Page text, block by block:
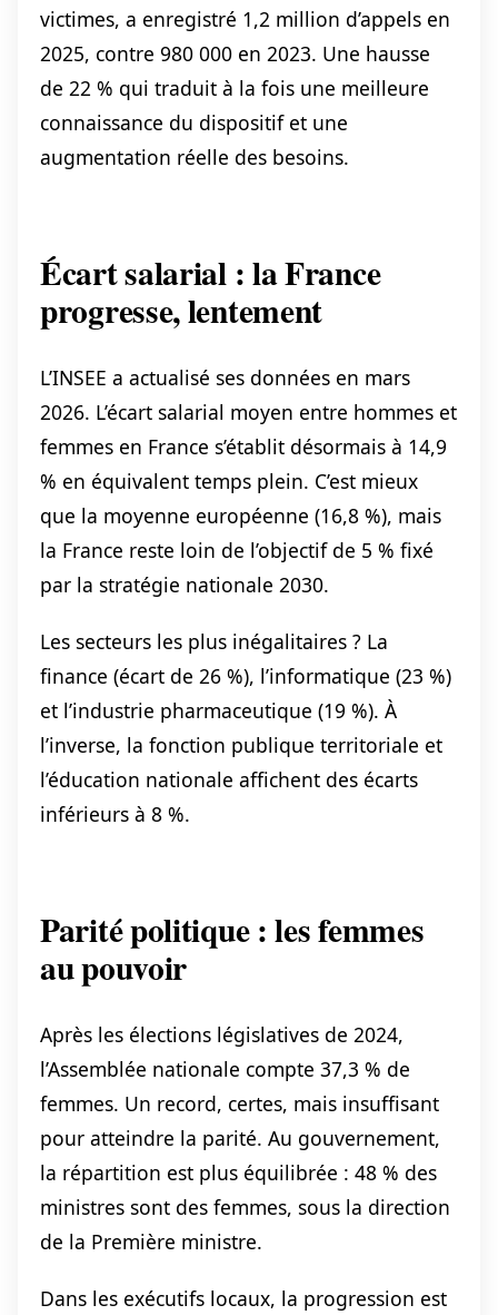
victimes, a enregistré 1,2 million d’appels en
2025, contre 980 000 en 2023. Une hausse
de 22 % qui traduit à la fois une meilleure
connaissance du dispositif et une
augmentation réelle des besoins.
Écart salarial : la France
progresse, lentement
L’INSEE a actualisé ses données en mars
2026. L’écart salarial moyen entre hommes et
femmes en France s’établit désormais à 14,9
% en équivalent temps plein. C’est mieux
que la moyenne européenne (16,8 %), mais
la France reste loin de l’objectif de 5 % fixé
par la stratégie nationale 2030.
Les secteurs les plus inégalitaires ? La
finance (écart de 26 %), l’informatique (23 %)
et l’industrie pharmaceutique (19 %). À
l’inverse, la fonction publique territoriale et
l’éducation nationale affichent des écarts
inférieurs à 8 %.
Parité politique : les femmes
au pouvoir
Après les élections législatives de 2024,
l’Assemblée nationale compte 37,3 % de
femmes. Un record, certes, mais insuffisant
pour atteindre la parité. Au gouvernement,
la répartition est plus équilibrée : 48 % des
ministres sont des femmes, sous la direction
de la Première ministre.
Dans les exécutifs locaux, la progression est